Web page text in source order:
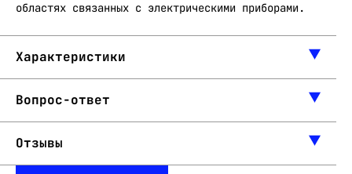
областях связанных с электрическими приборами.
Характеристики
Вопрос-ответ
Отзывы